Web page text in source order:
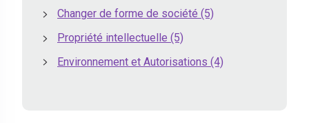
Changer de forme de société (5)
Propriété intellectuelle (5)
Environnement et Autorisations (4)